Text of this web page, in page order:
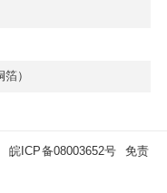
）
皖ICP备08003652号
免责